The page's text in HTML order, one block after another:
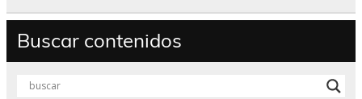
Buscar contenidos